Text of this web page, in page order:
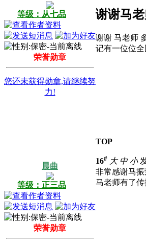
等级：从七品
荣誉勋章
您还未获得勋章,请继续努
力!
谢谢马
谢谢 马老师
记有一位位
TOP
晨曲
等级：正三品
荣誉勋章
16# 大 中 小
非常感谢马
马老师有了